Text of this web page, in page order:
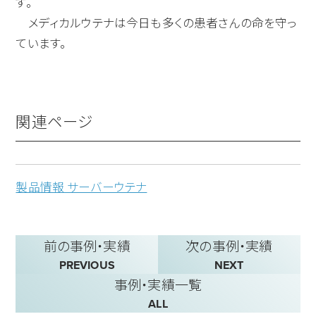
メディカルウテナは今日も多くの患者さんの命を守っ
ています。
関連ページ
製品情報 サーバーウテナ
前の事例・実績
PREVIOUS
次の事例・実績
NEXT
事例・実績一覧
ALL